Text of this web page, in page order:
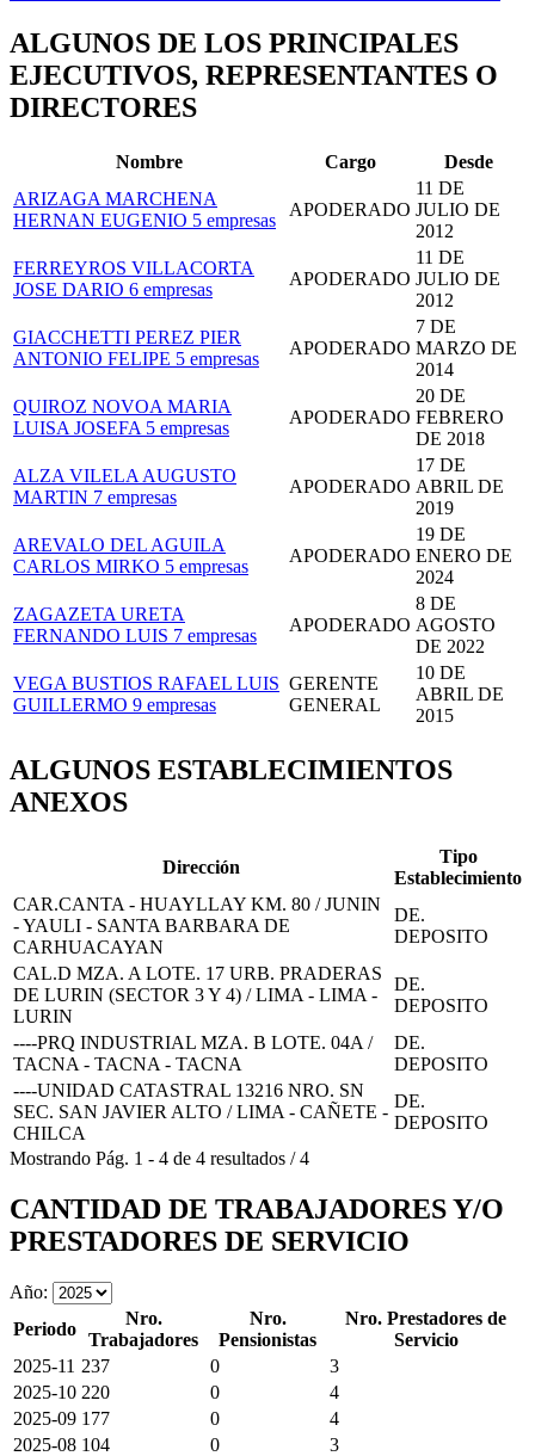
ALGUNOS DE LOS PRINCIPALES
EJECUTIVOS, REPRESENTANTES O
DIRECTORES
Nombre Cargo
Desde
ARIZAGA MARCHENA
HERNAN EUGENIO 5 empresas
APODERADO
11 DE
JULIO DE
2012
FERREYROS VILLACORTA
JOSE DARIO 6 empresas
APODERADO
11 DE
JULIO DE
2012
GIACCHETTI PEREZ PIER
ANTONIO FELIPE 5 empresas
APODERADO
7 DE
MARZO DE
2014
QUIROZ NOVOA MARIA
LUISA JOSEFA 5 empresas
APODERADO
20 DE
FEBRERO
DE 2018
ALZA VILELA AUGUSTO
MARTIN 7 empresas
APODERADO
17 DE
ABRIL DE
2019
AREVALO DEL AGUILA
CARLOS MIRKO 5 empresas
APODERADO
19 DE
ENERO DE
2024
ZAGAZETA URETA
FERNANDO LUIS 7 empresas
APODERADO
8 DE
AGOSTO
DE 2022
VEGA BUSTIOS RAFAEL LUIS
GUILLERMO 9 empresas
GERENTE
GENERAL
10 DE
ABRIL DE
2015
ALGUNOS ESTABLECIMIENTOS
ANEXOS
Dirección
Tipo
Establecimiento
CAR.CANTA - HUAYLLAY KM. 80 / JUNIN
- YAULI - SANTA BARBARA DE
CARHUACAYAN
DE.
DEPOSITO
CAL.D MZA. A LOTE. 17 URB. PRADERAS
DE LURIN (SECTOR 3 Y 4) / LIMA - LIMA -
LURIN
DE.
DEPOSITO
----PRQ INDUSTRIAL MZA. B LOTE. 04A /
TACNA - TACNA - TACNA
DE.
DEPOSITO
----UNIDAD CATASTRAL 13216 NRO. SN
SEC. SAN JAVIER ALTO / LIMA - CAÑETE -
CHILCA
DE.
DEPOSITO
Mostrando Pág. 1 - 4 de 4 resultados /4
CANTIDAD DE TRABAJADORES Y/O
PRESTADORES DE SERVICIO
Año:
Periodo
Nro.
Trabajadores
Nro.
Pensionistas
Nro. Prestadores de
Servicio
2025-11 237 0
3
2025-10 220 0
4
2025-09 177 0
4
2025-08 104 0
3